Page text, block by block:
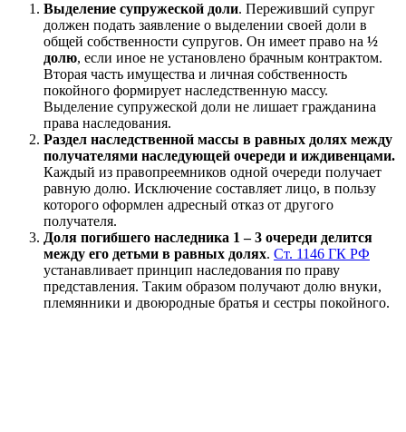
Выделение супружеской доли. Переживший супруг
должен подать заявление о выделении своей доли в
общей собственности супругов. Он имеет право на ½
долю, если иное не установлено брачным контрактом.
Вторая часть имущества и личная собственность
покойного формирует наследственную массу.
Выделение супружеской доли не лишает гражданина
права наследования.
Раздел наследственной массы в равных долях между
получателями наследующей очереди и иждивенцами.
Каждый из правопреемников одной очереди получает
равную долю. Исключение составляет лицо, в пользу
которого оформлен адресный отказ от другого
получателя.
Доля погибшего наследника 1 – 3 очереди делится
между его детьми в равных долях. Ст. 1146 ГК РФ
устанавливает принцип наследования по праву
представления. Таким образом получают долю внуки,
племянники и двоюродные братья и сестры покойного.